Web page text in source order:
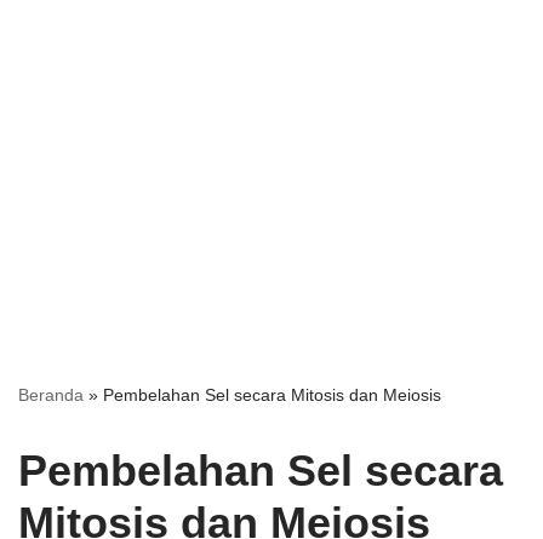
Beranda » Pembelahan Sel secara Mitosis dan Meiosis
Pembelahan Sel secara
Mitosis dan Meiosis